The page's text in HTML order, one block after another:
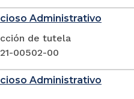
Administrativo
de tutela
00502-00
Administrativo